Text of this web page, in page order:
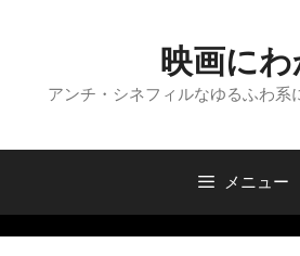
へ
映画に
アンチ・シネフィルなゆるふわ系
メニュー